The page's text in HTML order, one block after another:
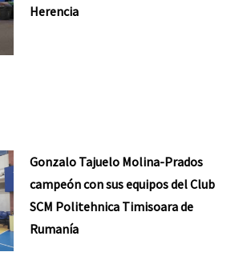
Herencia
Gonzalo Tajuelo Molina-Prados
campeón con sus equipos del Club
SCM Politehnica Timisoara de
Rumanía